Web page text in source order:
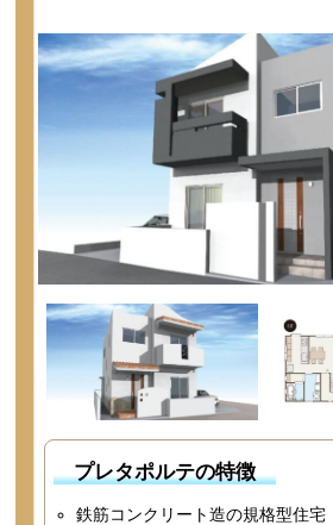
プレタポルテの特徴
鉄筋コンクリート造の規格型住宅